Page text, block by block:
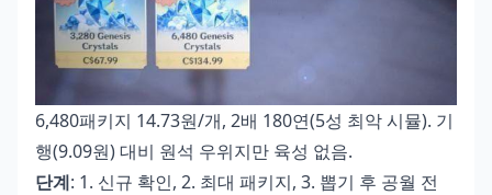
6,480패키지 14.73원/개, 2배 180연(5성 최악 시뮬). 기
행(9.09원) 대비 원석 우위지만 육성 없음.
단계: 1. 신규 확인, 2. 최대 패키지, 3. 뽑기 후 공월 전